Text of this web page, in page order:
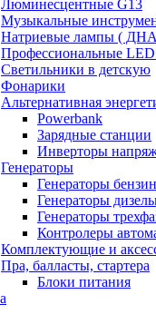
Люминесцентные G13
Музыкальные
Натриевые лампы (
Профессиональные
Светильники в детскую
Фонарики
Альтернативная
Powerbank
Зарядные станции
Инверторы
Генераторы
Генераторы
Генераторы
Генераторы
Контролеры
Комплектующие и
Пра, балласты, стартера
Блоки питания